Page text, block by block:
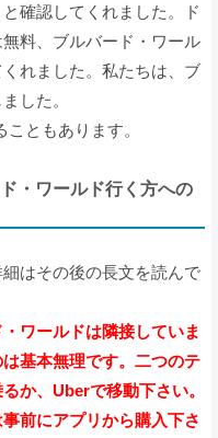
確認してくれました。ド
料、ブルバード・ワール
れました。私たちは、ブ
した。
ともあります。
・ワールド行く方への
はその後の長文を読んで
ワールドは隣接していま
基本無理です。 二つのテ
か、Uberで移動下さい。
前にアプリから購入下さ